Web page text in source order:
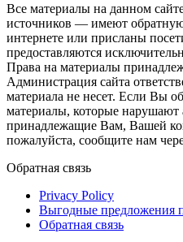
Все материалы на данном
источников — имеют
интернете или присланы
предоставляются
Права на материалы
Администрация сайта
материала не несет. Если Вы
материалы, которые нарушают
принадлежащие Вам, Вашей
пожалуйста, сообщите нам
Обратная связь
Privacy Policy
Выгодные предложения
Обратная связь